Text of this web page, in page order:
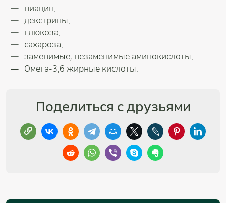
ниацин;
декстрины;
глюкоза;
сахароза;
заменимые, незаменимые аминокислоты;
Омега-3,6 жирные кислоты.
Поделиться с друзьями